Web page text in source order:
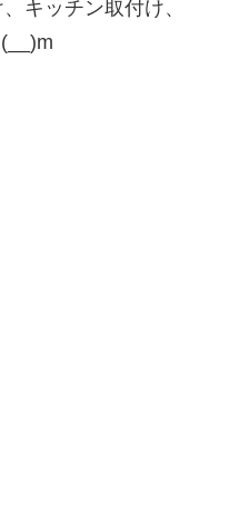
キッチン取付け、